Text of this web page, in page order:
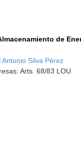
de
Antonio Silva Pérez
Arts. 68/83 LOU